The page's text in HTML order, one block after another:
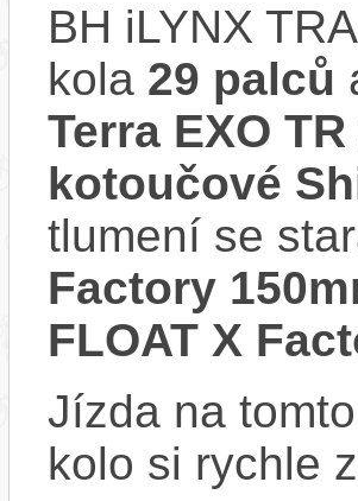
BH iLYNX
kola 29 palců
Terra EXO
kotoučové
tlumení se
Factory
FLOAT X
Jízda na
kolo si rychle